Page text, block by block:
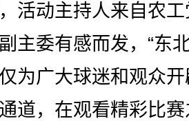
动主持人来自农工
主委有感而发，“东
为广大球迷和观众
道，在观看精彩比